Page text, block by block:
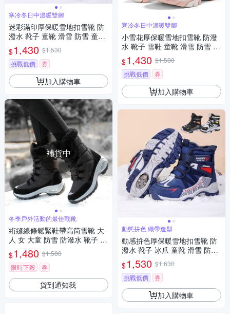
寒冷冬日中溫暖雙腳
迷彩滿印厚保暖雪地扣雪靴 防
潑水 靴子 童靴 滑雪 防雪 童鞋
女童 男童 大童 兒童 童裝 保暖
防寒 橘魔法 現貨【BB8922】
$1,430 $1,530
挑戰低價
券
加入購物車
補貨中
冬季戶外活動的最佳戰靴
絎縫線條鬆緊鞋帶高筒雪靴 大
人 女 大童 防雪 防潑水 靴子 滑
雪 雪鞋 寒流 保暖 日本 韓國 橘
魔法 現貨【BB9175】
$1,480 $1,580
限時下殺
券
貨到通知我
寒冷冬日中溫暖雙腳
小雪花厚保暖雪地扣雪靴 防潑
水 靴子 雪鞋 童靴 滑雪 防雪 冰
爪 防潑水 兒童雪靴 日本 兒童
女童 男童 大童 橘魔法 現貨【B
B8923】
$1,430 $1,530
挑戰低價
券
加入購物車
動態拚色 織帶造型
動感拚色厚保暖雪地扣雪靴 防
潑水 靴子 冰爪 童靴 滑雪 防雪
童鞋 男童 大童 兒童 防寒 日本
橘魔法 現貨【BB8940】
$1,530 $1,630
挑戰低價
券
加入購物車